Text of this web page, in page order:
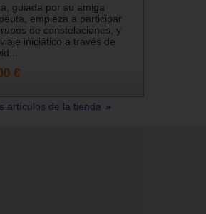
guiada por su amiga
empieza a participar
de constelaciones, y
iniciático a través de
€
artículos de la tienda